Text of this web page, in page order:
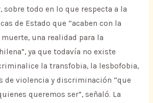
sobre todo en lo que respecta a la
de Estado que “acaben con la
una realidad para la
ya que todavía no existe
la transfobia, la lesbofobia,
de violencia y discriminación “que
queremos ser”, señaló. La